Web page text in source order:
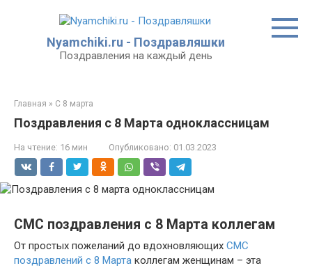
Nyamchiki.ru - Поздравляшки
Поздравления на каждый день
Главная » С 8 марта
Поздравления с 8 Марта одноклассницам
На чтение: 16 мин Опубликовано: 01.03.2023
СМС поздравления с 8 Марта коллегам
От простых пожеланий до вдохновляющих СМС
поздравлений с 8 Марта коллегам женщинам – эта